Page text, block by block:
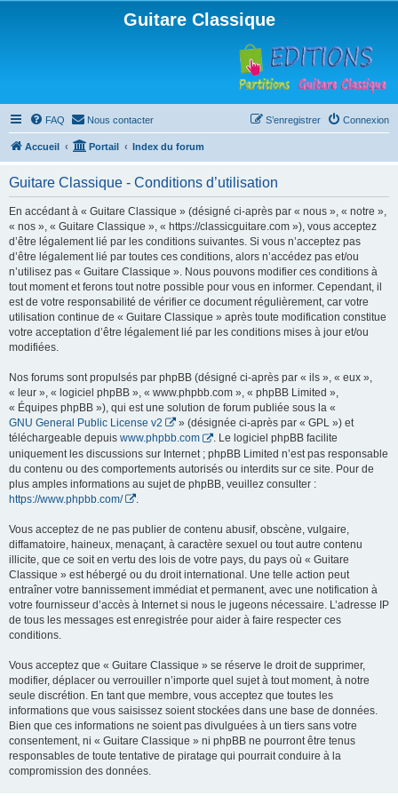
Guitare Classique
FAQ Nous contacter Connexion
S’enregistrer
Accueil Portail Index du forum
Guitare Classique - Conditions d’utilisation
En accédant à « Guitare Classique » (désigné ci-après par « nous », « notre »,
« nos », « Guitare Classique », « https://classicguitare.com »), vous acceptez
d’être légalement lié par les conditions suivantes. Si vous n’acceptez pas
d’être légalement lié par toutes ces conditions, alors n’accédez pas et/ou
n’utilisez pas « Guitare Classique ». Nous pouvons modifier ces conditions à
tout moment et ferons tout notre possible pour vous en informer. Cependant, il
est de votre responsabilité de vérifier ce document régulièrement, car votre
utilisation continue de « Guitare Classique » après toute modification constitue
votre acceptation d’être légalement lié par les conditions mises à jour et/ou
modifiées.
Nos forums sont propulsés par phpBB (désigné ci-après par « ils », « eux »,
« leur », « logiciel phpBB », « www.phpbb.com », « phpBB Limited »,
« Équipes phpBB »), qui est une solution de forum publiée sous la «
GNU General Public License v2
» (désignée ci-après par « GPL ») et
téléchargeable depuis www.phpbb.com
. Le logiciel phpBB facilite
uniquement les discussions sur Internet ; phpBB Limited n’est pas responsable
du contenu ou des comportements autorisés ou interdits sur ce site. Pour de
plus amples informations au sujet de phpBB, veuillez consulter :
https://www.phpbb.com/
Vous acceptez de ne pas publier de contenu abusif, obscène, vulgaire,
diffamatoire, haineux, menaçant, à caractère sexuel ou tout autre contenu
illicite, que ce soit en vertu des lois de votre pays, du pays où « Guitare
Classique » est hébergé ou du droit international. Une telle action peut
entraîner votre bannissement immédiat et permanent, avec une notification à
votre fournisseur d’accès à Internet si nous le jugeons nécessaire. L’adresse IP
de tous les messages est enregistrée pour aider à faire respecter ces
conditions.
Vous acceptez que « Guitare Classique » se réserve le droit de supprimer,
modifier, déplacer ou verrouiller n’importe quel sujet à tout moment, à notre
seule discrétion. En tant que membre, vous acceptez que toutes les
informations que vous saisissez soient stockées dans une base de données.
Bien que ces informations ne soient pas divulguées à un tiers sans votre
consentement, ni « Guitare Classique » ni phpBB ne pourront être tenus
responsables de toute tentative de piratage qui pourrait conduire à la
compromission des données.